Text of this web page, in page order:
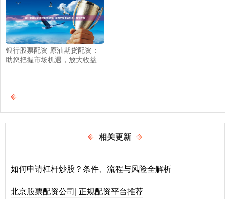
银行股票配资 原油期货配资：
助您把握市场机遇，放大收益
相关更新
如何申请杠杆炒股？条件、流程与风险全解析
北京股票配资公司| 正规配资平台推荐